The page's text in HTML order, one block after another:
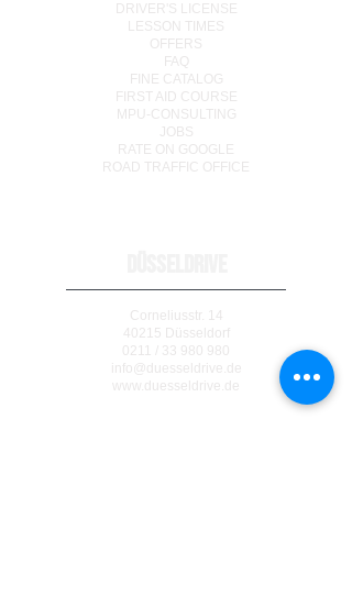
DRIVER'S LICENSE
LESSON TIMES
OFFERS
FAQ
FINE CATALOG
FIRST AID COURSE
MPU-CONSULTING
JOBS
RATE ON GOOGLE
ROAD TRAFFIC OFFICE
Corneliusstr. 14
40215 Düsseldorf
0211 / 33 980 980
info@duesseldrive.de
www.duesseldrive.de